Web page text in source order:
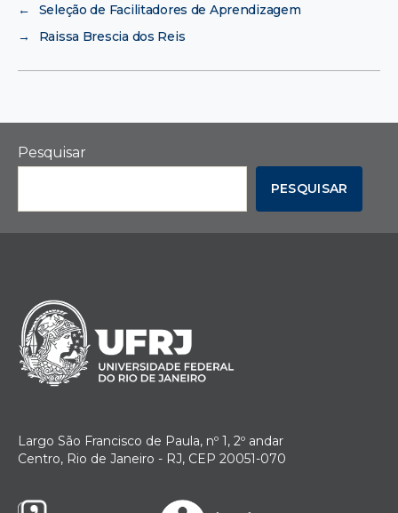
←
Seleção de Facilitadores de Aprendizagem
→
Raissa Brescia dos Reis
Pesquisar
PESQUISAR
Largo São Francisco de Paula, nº 1, 2º andar
Centro, Rio de Janeiro - RJ, CEP 20051-070